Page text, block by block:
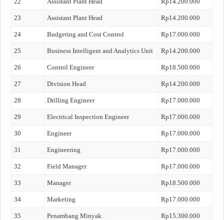
23 Assistant Plant Head Rp14.200.000
24 Budgeting and Cost Control Rp17.000.000
25 Business Intelligent and Analytics Unit Rp14.200.000
26 Control Engineer Rp18.500.000
27 Division Head Rp14.200.000
28 Drilling Engineer Rp17.000.000
29 Electrical Inspection Engineer Rp17.000.000
30 Engineer Rp17.000.000
31 Engineering Rp17.000.000
32 Field Manager Rp17.000.000
33 Manager Rp18.500.000
34 Marketing Rp17.000.000
35 Penambang Minyak Rp15.300.000